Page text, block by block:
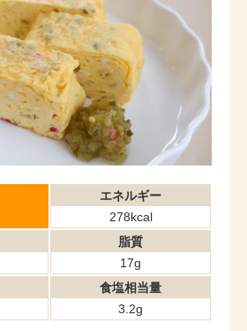
エネルギー
278kcal
脂質
17g
食塩相当量
3.2g